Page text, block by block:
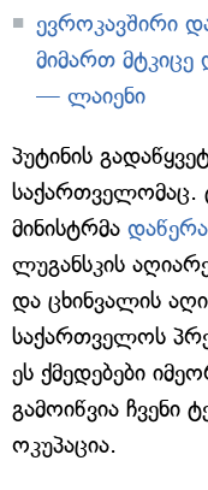
ევროკავშირი
მიმართ
— ლაიენი
პუტინის
საქართველომაც.
მინისტრმა დაწერა
ლუგანსკის
და ცხინვალის
საქართველოს
ეს ქმედებები
გამოიწვია ჩვენი
ოკუპაცია.